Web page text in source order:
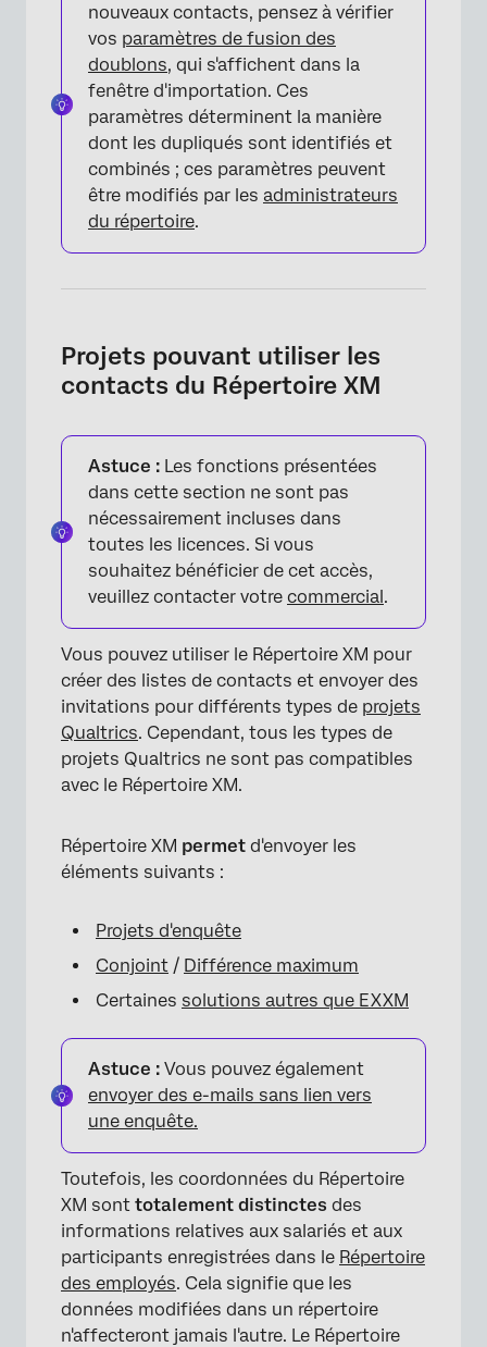
×
nouveaux contacts, pensez à vérifier
vos paramètres de fusion des
doublons, qui s'affichent dans la
fenêtre d'importation. Ces
paramètres déterminent la manière
dont les dupliqués sont identifiés et
combinés ; ces paramètres peuvent
être modifiés par les administrateurs
du répertoire.
Projets pouvant utiliser les
contacts du Répertoire XM
Astuce : Les fonctions présentées
dans cette section ne sont pas
nécessairement incluses dans
toutes les licences. Si vous
souhaitez bénéficier de cet accès,
veuillez contacter votre commercial.
Vous pouvez utiliser le Répertoire XM pour
créer des listes de contacts et envoyer des
invitations pour différents types de projets
Qualtrics. Cependant, tous les types de
projets Qualtrics ne sont pas compatibles
avec le Répertoire XM.
Répertoire XM permet d'envoyer les
éléments suivants :
Projets d'enquête
Conjoint / Différence maximum
Certaines solutions autres que EXXM
Astuce : Vous pouvez également
envoyer des e-mails sans lien vers
une enquête.
Toutefois, les coordonnées du Répertoire
XM sont totalement distinctes des
informations relatives aux salariés et aux
participants enregistrées dans le Répertoire
des employés. Cela signifie que les
données modifiées dans un répertoire
n'affecteront jamais l'autre. Le Répertoire